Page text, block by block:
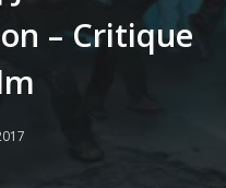
– Critique